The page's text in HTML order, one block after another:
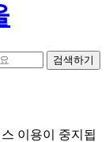
검색하기
이용이 중지됩